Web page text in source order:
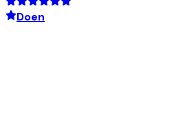
Doen